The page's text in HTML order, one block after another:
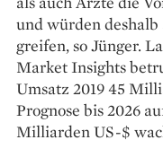
und würden
greifen, so Jünger.
Market Insights
Umsatz 2019 45
Prognose bis 2026
Milliarden US-$